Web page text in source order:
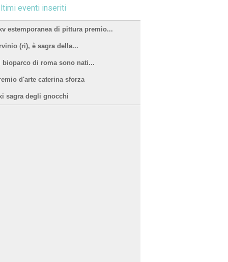
eventi inseriti
estemporanea di pittura premio...
(ri), è sagra della...
bioparco di roma sono nati...
d'arte caterina sforza
sagra degli gnocchi